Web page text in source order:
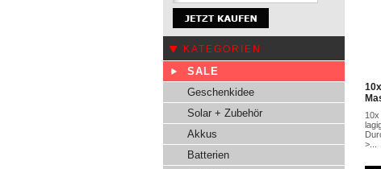
KATEGORIEN
SALE
Geschenkidee
Solar + Zubehör
Akkus
Batterien
>...